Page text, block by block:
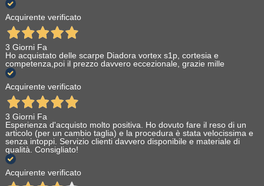
Acquirente verificato
3 Giorni Fa
Ho acquistato delle scarpe Diadora vortex s1p, cortesia e
competenza,poi il prezzo davvero eccezionale, grazie mille
Acquirente verificato
3 Giorni Fa
Esperienza d'acquisto molto positiva. Ho dovuto fare il reso di un
articolo (per un cambio taglia) e la procedura è stata velocissima e
senza intoppi. Servizio clienti davvero disponibile e materiale di
qualità. Consigliato!
Acquirente verificato